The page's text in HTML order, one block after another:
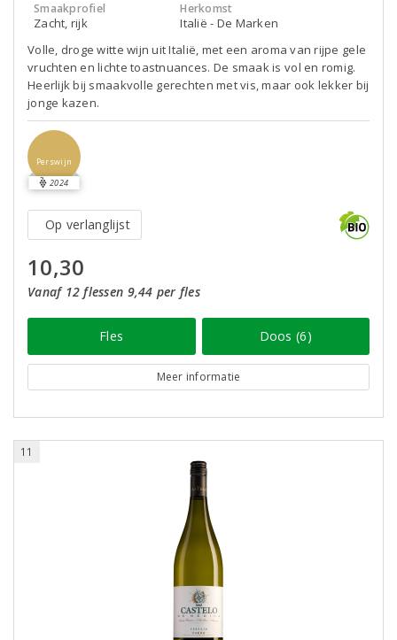
Smaakprofiel
Zacht, rijk
Herkomst
Italië - De Marken
Volle, droge witte wijn uit Italië, met een aroma van rijpe gele
vruchten en lichte toastnuances. De smaak is vol en romig.
Heerlijk bij smaakvolle gerechten met vis, maar ook lekker bij
jonge kazen.
Perswijn
2024
Op verlanglijst
10,30
Vanaf 12 flessen 9,44 per fles
Fles Doos (6)
Meer informatie
11